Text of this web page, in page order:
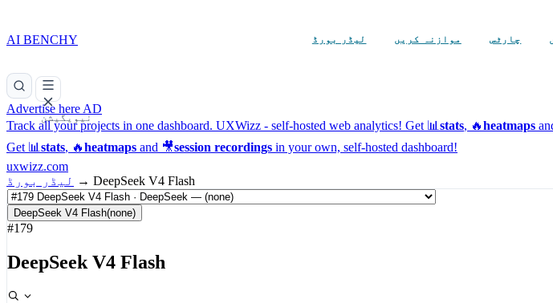
AI BENCHY لیڈر بورڈ موازنہ کریں چارٹس
نیویگیشن
Advertise here AD
Track all your projects in one dashboard. UXWizz - self-hosted web analytics! Get 📊 stats, 🔥heatmaps
Get 📊 stats, 🔥heatmaps and 🎥session recordings in your own, self-hosted dashboard!
uxwizz.com
لیڈر بورڈ → DeepSeek V4 Flash
DeepSeek V4 Flash(none)
#179
DeepSeek V4 Flash